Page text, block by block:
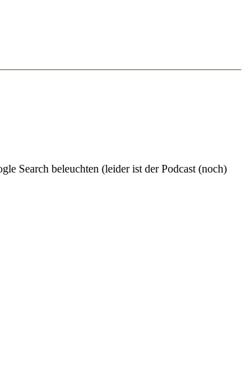
Search beleuchten (leider ist der Podcast (noch)